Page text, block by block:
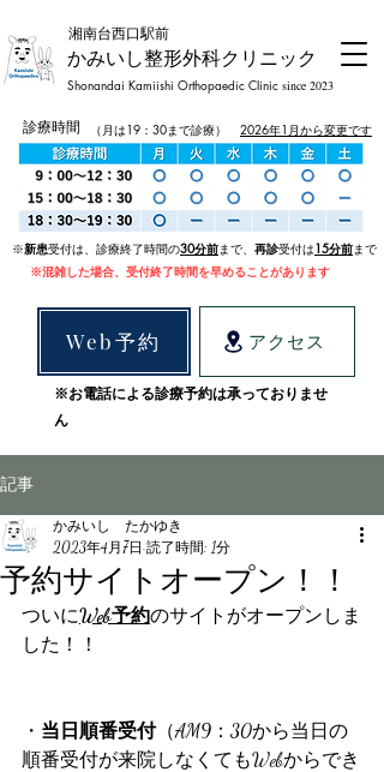
​湘南台西口駅前
かみいし整形外科クリニック
Shonandai Kamiishi Orthopaedic Clinic since 2023
診療時間 （月は19：30まで診療）
Web予約 アクセス
​※新患受付は、診療終了時間の30分前まで、 再診受付は15分前まで
​※混雑した場合、受付終了時間を早めることがあります
※お電話による診療予約は承っておりませ
ん
2026年1月から変更です
記事
予約サイトオープン！！
かみいし たかゆき
2023年4月7日 読了時間: 1分
ついにWeb予約のサイトがオープンしま
した！！
・ 当日順番受付（AM9：30から当日の
順番受付が来院しなくてもWebからでき